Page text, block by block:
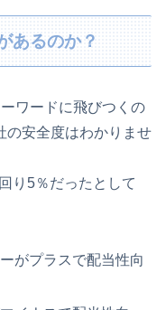
あるのか？
ワードに飛びつくの
の安全度はわかりませ
り5％だったとして
がプラスで配当性向